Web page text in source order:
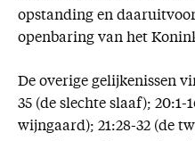
opstanding en
openbaring van het
De overige gelijkenissen
35 (de slechte slaaf); 20:1-
wijngaard); 21:28-32 (de